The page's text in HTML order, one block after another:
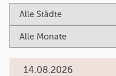
14.08.2026